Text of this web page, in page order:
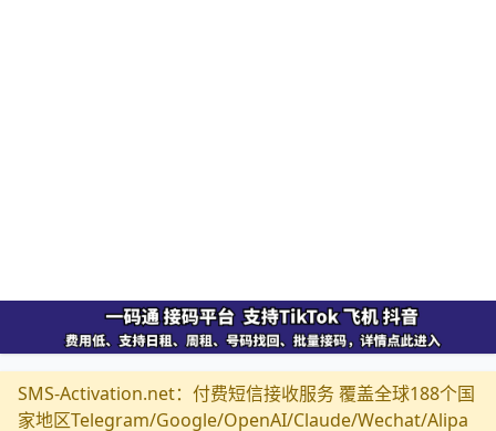
SMS-Activation.net：付费短信接收服务 覆盖全球188个国
家地区Telegram/Google/OpenAI/Claude/Wechat/Alipa